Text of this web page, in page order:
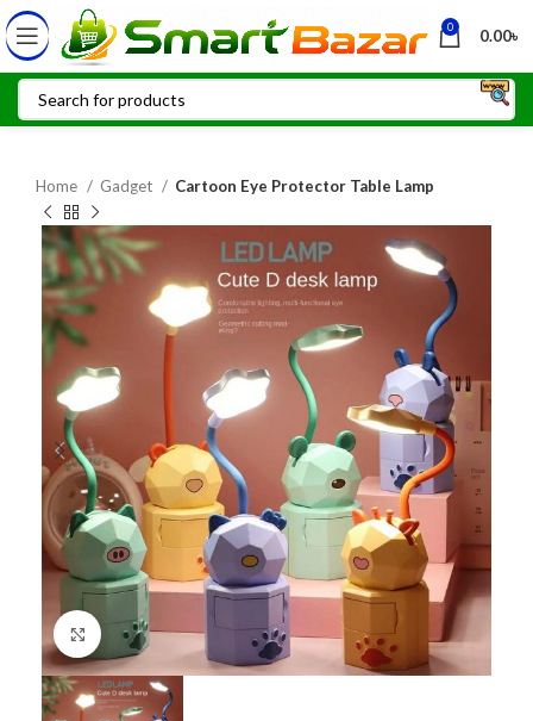
0 0.00৳
Home Gadget Cartoon Eye Protector Table Lamp
Click to enlarge